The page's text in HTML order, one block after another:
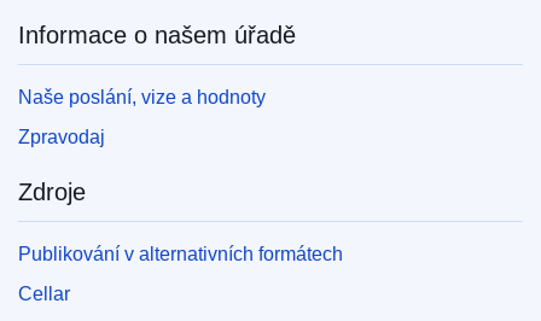
Informace o našem úřadě
Naše poslání, vize a hodnoty
Zpravodaj
Zdroje
Publikování v alternativních formátech
Cellar